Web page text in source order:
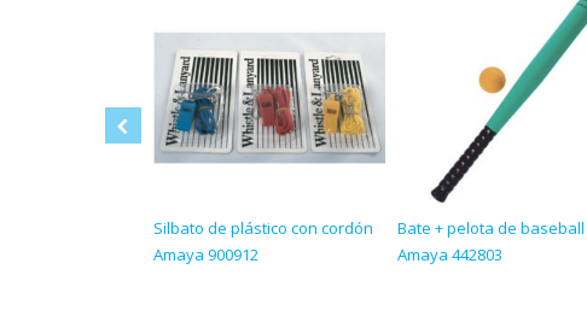
Silbato de plástico con cordón
Amaya 900912
Bate + pelota de baseball
Amaya 442803